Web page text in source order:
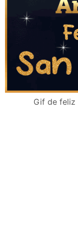
Gif de feliz